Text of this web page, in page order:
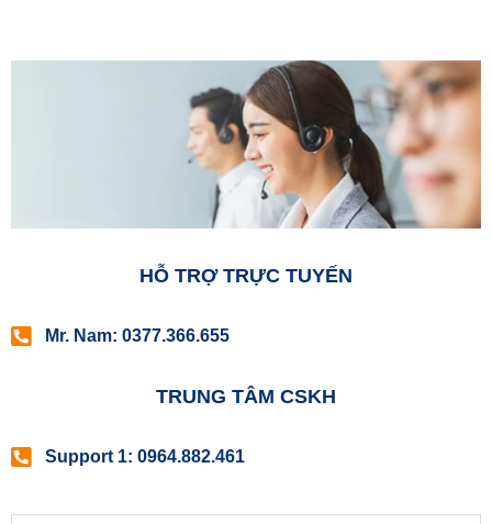
HỖ TRỢ TRỰC TUYẾN
Mr. Nam: 0377.366.655
TRUNG TÂM CSKH
Support 1: 0964.882.461